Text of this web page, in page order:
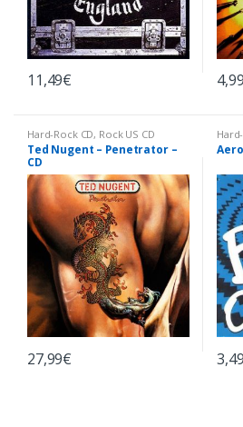
11,49€ 4,99
Hard-Rock CD, Rock US CD
Ted Nugent – Penetrator –
CD
27,99€ 3,49